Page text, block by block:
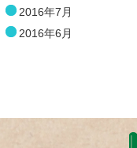
2016年7月
2016年6月